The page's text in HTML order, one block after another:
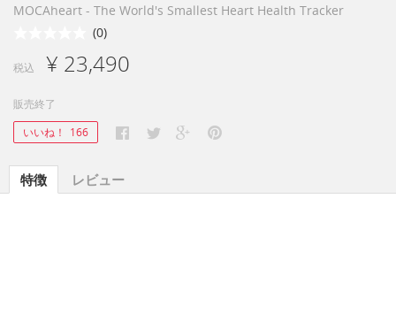
MOCAheart - The World's Smallest Heart Health Tracker
(0)
税込 ¥ 23,490
販売終了
いいね！
166
特徴 レビュー